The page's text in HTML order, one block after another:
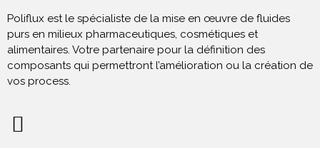
Poliflux est le spécialiste de la mise en œuvre de fluides
purs en milieux pharmaceutiques, cosmétiques et
alimentaires. Votre partenaire pour la définition des
composants qui permettront l’amélioration ou la création de
vos process.